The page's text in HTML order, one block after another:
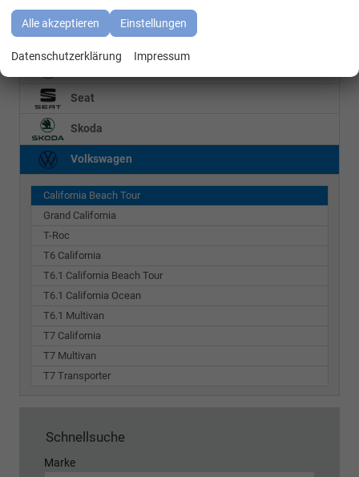
BMW
Cupra
Seat
Skoda
Volkswagen
California Beach Tour
Grand California
T-Roc
T6 California
T6.1 California Beach Tour
T6.1 California Ocean
T6.1 Multivan
T7 California
T7 Multivan
T7 Transporter
Schnellsuche
Marke
Alle akzeptieren Einstellungen
Datenschutzerklärung Impressum